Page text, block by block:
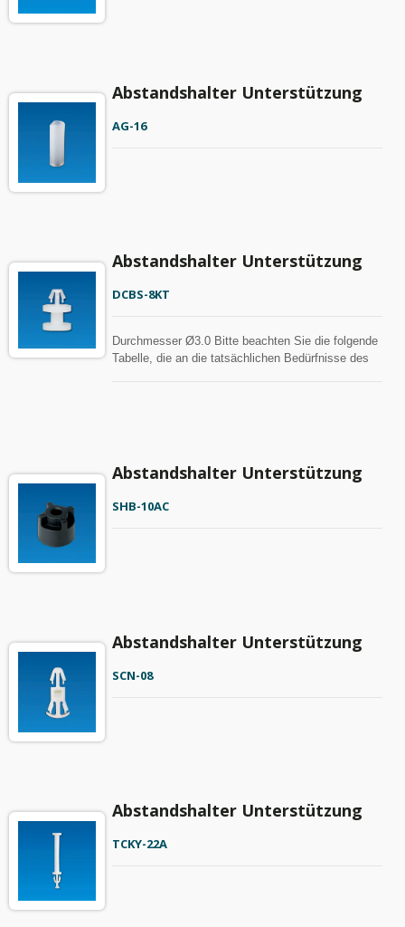
Abstandshalter Unterstützung
AG-16
Abstandshalter Unterstützung
DCBS-8KT
Durchmesser Ø3.0 Bitte beachten Sie die folgende
Tabelle, die an die tatsächlichen Bedürfnisse des
Abstandshalter Unterstützung
SHB-10AC
Abstandshalter Unterstützung
SCN-08
Abstandshalter Unterstützung
TCKY-22A